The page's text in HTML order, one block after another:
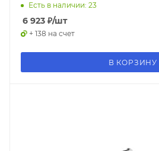
Есть в наличии: 23
6 923 ₽/шт
+ 138 на счет
В КОРЗИНУ